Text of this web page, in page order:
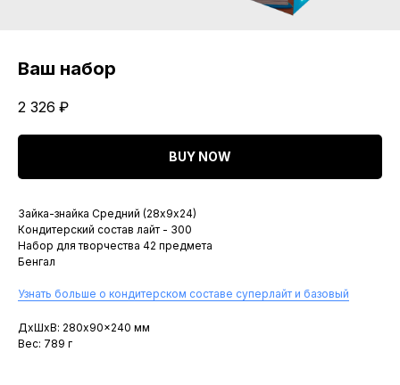
Ваш набор
2 326 ₽
BUY NOW
Зайка-знайка Средний (28х9х24)
Кондитерский состав лайт - 300
Набор для творчества 42 предмета
Бенгал
Узнать больше о кондитерском составе суперлайт и базовый
ДxШxВ: 280x90x240 мм
Вес: 789 г